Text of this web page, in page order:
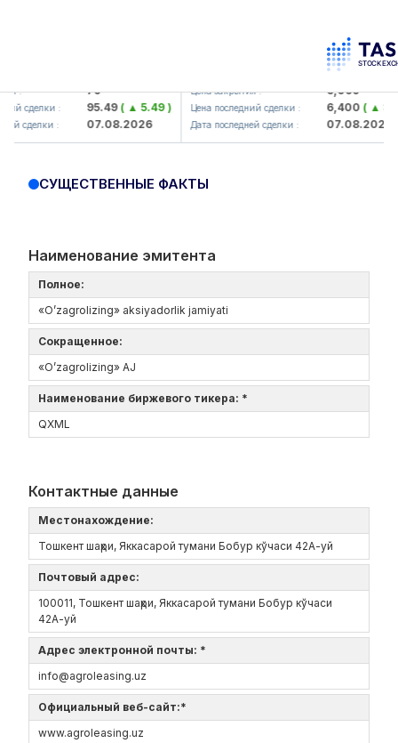
79
: 95.49( ▲ 5.49 )
: 07.08.2026
UZMK (<O'zmetkombinat> AJ)
Цена закрытия : 6,099
Цена последний сделки : 6,400( ▲ 300.04
Дата последней сделки : 07.08.2026
СУЩЕСТВЕННЫЕ ФАКТЫ
Наименование эмитента
Полное:
«O’zagrolizing» aksiyadorlik jamiyati
Сокращенное:
«O’zagrolizing» AJ
Наименование биржевого тикера: *
QXML
Контактные данные
Местонахождение:
Тошкент шаҳри, Яккасарой тумани Бобур кўчаси 42А-уй
Почтовый адрес:
100011, Тошкент шаҳри, Яккасарой тумани Бобур кўчаси
42А-уй
Адрес электронной почты: *
info@agroleasing.uz
Официальный веб-сайт:*
www.agroleasing.uz